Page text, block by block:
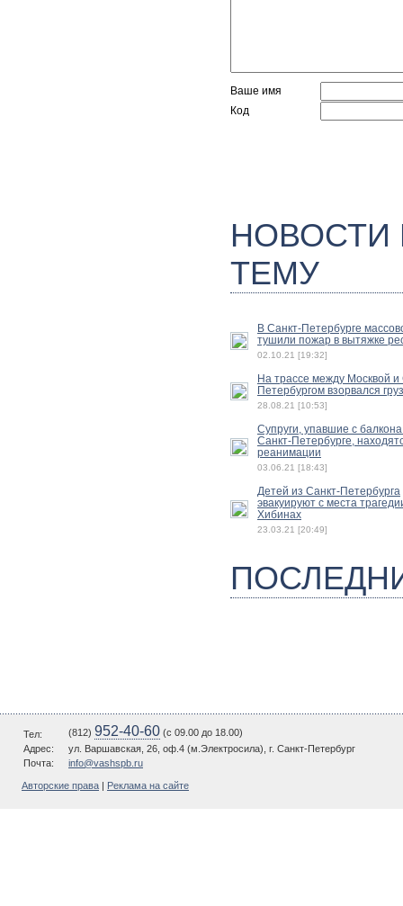
Ваше имя
Код
ТЕМУ
В Санкт-Петербурге
тушили пожар в вытяжке
02.10.21 [19:32]
На трассе между Москвой и
Петербургом взорвался
28.08.21 [10:53]
Супруги, упавшие с балкона
Санкт-Петербурге,
реанимации
03.06.21 [18:43]
Детей из Санкт-Петербурга
эвакуируют с места
Хибинах
23.03.21 [20:49]
Тел: (812) 952-40-60 (c 09.00 до 18.00)
Адрес:
ул. Варшавская, 26, оф.4 (м.Электросила), г. Санкт-Петербург
Почта:
info@vashspb.ru
Авторские права Реклама на сайте